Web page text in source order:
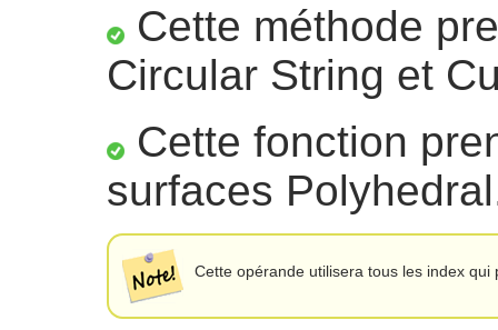
Cette méthode
Circular String et
Cette fonction
surfaces
Cette opérande utilisera tous les index